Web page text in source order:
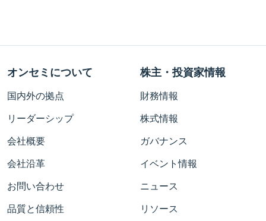
オンセミについて
国内外の拠点
リーダーシップ
会社概要
会社沿革
お問い合わせ
品質と信頼性
株主・投資家情報
財務情報
株式情報
ガバナンス
イベント情報
ニュース
リソース